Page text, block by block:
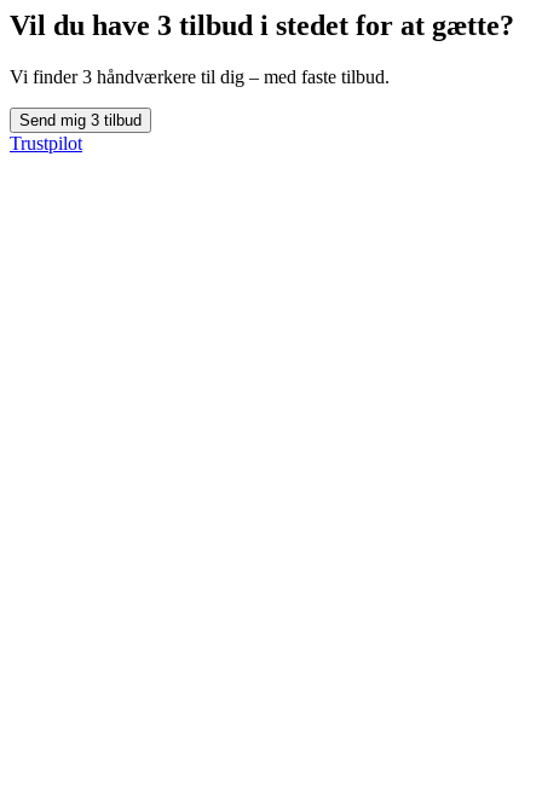
Vil du have 3 tilbud i stedet for at gætte?
Vi finder 3 håndværkere til dig – med faste tilbud.
Send mig 3 tilbud
Trustpilot